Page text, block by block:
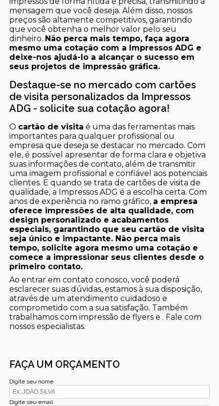
mensagem que você deseja. Além disso, nossos
preços são altamente competitivos, garantindo
que você obtenha o melhor valor pelo seu
dinheiro. Não perca mais tempo, faça agora
mesmo uma cotação com a Impressos ADG e
deixe-nos ajudá-lo a alcançar o sucesso em
seus projetos de impressão gráfica.
Destaque-se no mercado com cartões
de visita personalizados da Impressos
ADG - solicite sua cotação agora!
O cartão de visita é uma das ferramentas mais
importantes para qualquer profissional ou
empresa que deseja se destacar no mercado. Com
ele, é possível apresentar de forma clara e objetiva
suas informações de contato, além de transmitir
uma imagem profissional e confiável aos potenciais
clientes. E quando se trata de cartões de visita de
qualidade, a Impressos ADG é a escolha certa. Com
anos de experiência no ramo gráfico, a empresa
oferece impressões de alta qualidade, com
design personalizado e acabamentos
especiais, garantindo que seu cartão de visita
seja único e impactante. Não perca mais
tempo, solicite agora mesmo uma cotação e
comece a impressionar seus clientes desde o
primeiro contato.
Ao entrar em contato conosco, você poderá
esclarecer suas dúvidas, estamos à sua disposição,
através de um atendimento cuidadoso e
comprometido com a sua satisfação. Também
trabalhamos com impressão de flyers e . Fale com
nossos especialistas.
FAÇA UM ORÇAMENTO
Digite seu nome
Digite seu email